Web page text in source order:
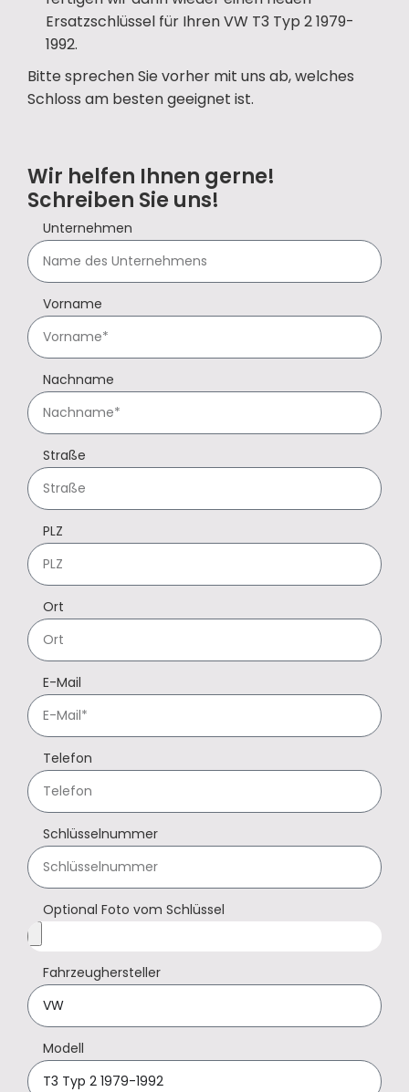
Ersatzschlüssel für Ihren VW T3 Typ 2 1979-
1992.
Bitte sprechen Sie vorher mit uns ab, welches
Schloss am besten geeignet ist.
Wir helfen Ihnen gerne!
Schreiben Sie uns!
Unternehmen
Vorname
Nachname
Straße
PLZ
Ort
E-Mail
Telefon
Schlüsselnummer
Optional Foto vom Schlüssel
Fahrzeughersteller
Modell